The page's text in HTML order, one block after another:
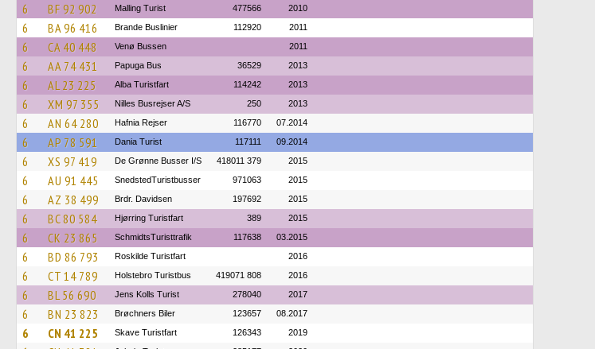
6 BF 92 902 Malling Turist 477566 2010
6 BA 96 416 Brande Buslinier 112920 2011
6 CA 40 448 Venø Bussen 2011
6 AA 74 431 Papuga Bus 36529 2013
6 AL 23 225 Alba Turistfart 114242 2013
6 XM 97 355 Nilles Busrejser A/S 250 2013
6 AN 64 280 Hafnia Rejser 116770 07.2014
6 AP 78 591 Dania Turist 117111 09.2014
6 XS 97 419 De Grønne Busser I/S 418011 379 2015
6 AU 91 445 SnedstedTuristbusser 971063 2015
6 AZ 38 499 Brdr. Davidsen 197692 2015
6 BC 80 584 Hjørring Turistfart 389 2015
6 CK 23 865 SchmidtsTuristtrafik 117638 03.2015
6 BD 86 793 Roskilde Turistfart 2016
6 CT 14 789 Holstebro Turistbus 419071 808 2016
6 BL 56 690 Jens Kolls Turist 278040 2017
6 BN 23 823 Brøchners Biler 123657 08.2017
6 CN 41 225 Skave Turistfart 126343 2019